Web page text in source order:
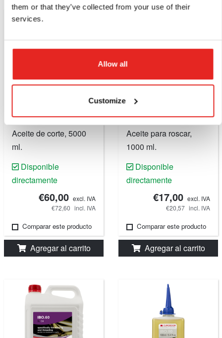
them or that they’ve collected from your use of their
services.
Allow all
Customize
IBO.5050
Aceite de corte, 5000
ml.
Disponible
directamente
€60,00 excl. IVA
€72,60 incl. IVA
Comparar este producto
Agregar al carrito
IBO.6001
Aceite para roscar,
1000 ml.
Disponible
directamente
€17,00 excl. IVA
€20,57 incl. IVA
Comparar este producto
Agregar al carrito